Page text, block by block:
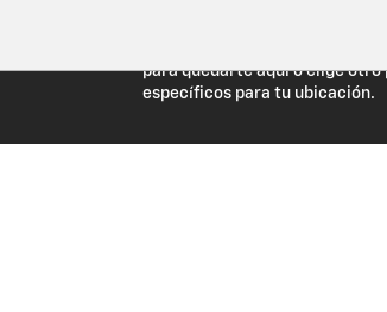
Estás viendo Chevrolet.com
para quedarte aquí o elige otro
específicos para tu ubicación.